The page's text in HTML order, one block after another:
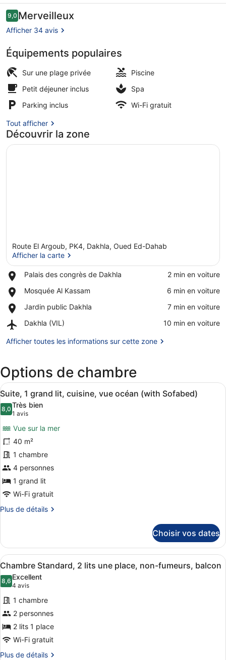
WorldHotels
Distinctive
Restaurant
Avis
voyageurs
9,09,0 sur 10
Merveilleux
Afficher 34 avis
Équipements populaires
Sur une plage privée
Piscine
Petit déjeuner inclus
Spa
Parking inclus
Wi-Fi gratuit
Tout afficher
Découvrir la zone
Route El Argoub, PK4, Dakhla, Oued Ed-Dahab
Afficher la carte
Palais des congrès de Dakhla
Place,
des
de
Dakhla
‪2 min en voiture‬
Mosquée Al Kassam
Place,
Al
‪6 min en voiture‬
Jardin public Dakhla
Place,
public
‪7 min en voiture‬
Dakhla (VIL)
Airport,
(VIL)
‪10 min en voiture‬
Afficher toutes les informations sur cette zone
Options de chambre
Afficher
toutes
les
photos
pour
ce
type
de
chambre :
Suite,
1
grand
cuisine,
vue
océan
(with
Sofabed)
Une chambre d’hôtel avec un
22
Suite, 1 grand lit, cuisine, vue océan (with Sofabed)
8,08,0 sur 10
Très bien
1 avis
(1 avis)
Vue sur la mer
40 m²
1 chambre
4 personnes
1 grand lit
Wi-Fi gratuit
Plus de détails
Plus
le
type
de
chambre
Suite,
grand
lit,
cuisine,
vue
océan
(with
Sofabed)
Choisir vos dates
Afficher
toutes
les
photos
pour
ce
type
de
chambre :
Une chambre d’hôtel avec deux
7
Chambre Standard, 2 lits une place, non-fumeurs, balcon
8,68,6 sur 10
Excellent
4 avis
(4 avis)
1 chambre
2 personnes
2 lits 1 place
Wi-Fi gratuit
Plus de détails
Plus